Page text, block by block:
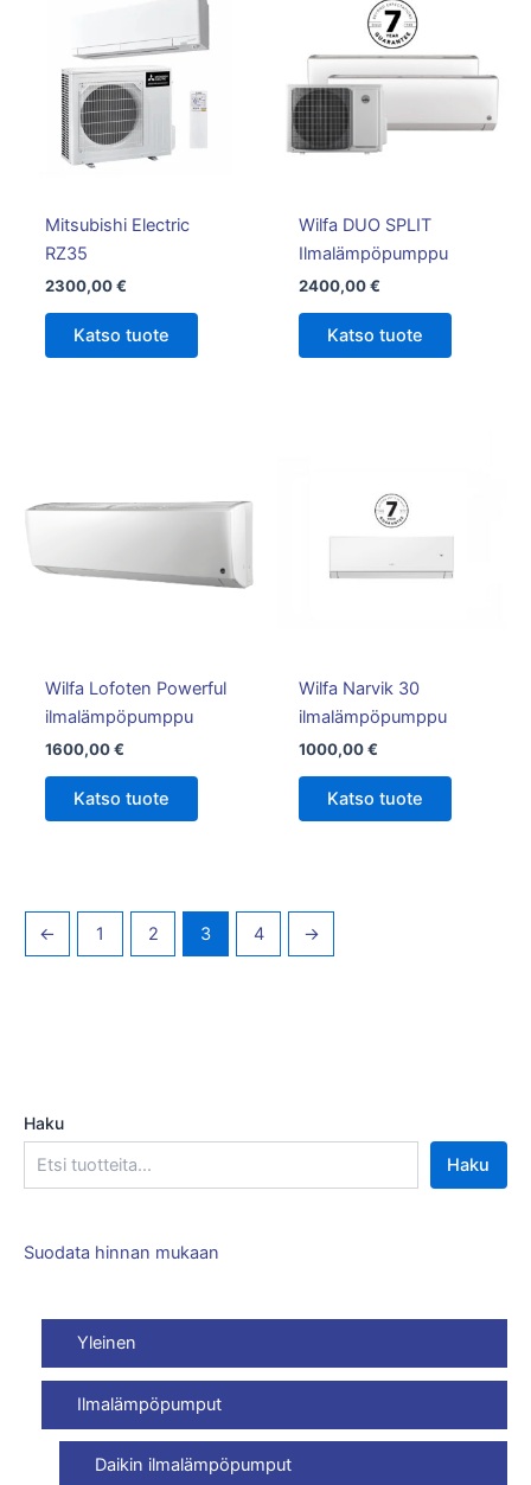
Haku
Haku
Suodata hinnan mukaan
Yleinen
Ilmalämpöpumput
Daikin ilmalämpöpumput
Mitsubishi Electric
RZ35
2300,00€
Katso tuote
Wilfa DUO SPLIT
Ilmalämpöpumppu
2400,00€
Katso tuote
Wilfa Lofoten Powerful
ilmalämpöpumppu
1600,00€
Katso tuote
Wilfa Narvik 30
ilmalämpöpumppu
1000,00€
Katso tuote
← 1 2 3 4 →